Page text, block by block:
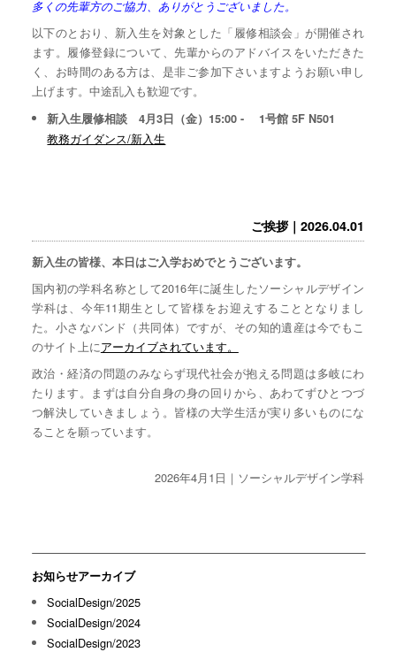
多くの先輩方のご協力、ありがとうございました。
以下のとおり、新入生を対象とした「履修相談会」が開催され
ます。履修登録について、先輩からのアドバイスをいただきた
く、お時間のある方は、是非ご参加下さいますようお願い申し
上げます。中途乱入も歓迎です。
新入生履修相談 4月3日（金）15:00 - 1号館 5F N501
教務ガイダンス/新入生
ご挨拶｜2026.04.01
新入生の皆様、本日はご入学おめでとうございます。
国内初の学科名称として2016年に誕生したソーシャルデザイン
学科は、今年11期生として皆様をお迎えすることとなりまし
た。小さなバンド（共同体）ですが、その知的遺産は今でもこ
のサイト上にアーカイブされています。
政治・経済の問題のみならず現代社会が抱える問題は多岐にわ
たります。まずは自分自身の身の回りから、あわてずひとつづ
つ解決していきましょう。皆様の大学生活が実り多いものにな
ることを願っています。
2026年4月1日｜ソーシャルデザイン学科
お知らせアーカイブ
SocialDesign/2025
SocialDesign/2024
SocialDesign/2023